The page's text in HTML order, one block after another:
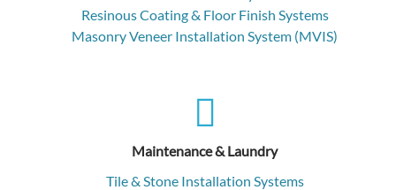
Resinous Coating & Floor Finish Systems
Masonry Veneer Installation System (MVIS)
Maintenance & Laundry
Tile & Stone Installation Systems